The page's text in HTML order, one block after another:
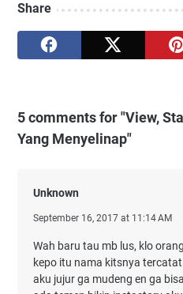
Share
5 comments for "View,
Yang Menyelinap"
Unknown
September 16, 2017 at 11:14 AM
Wah baru tau mb lus, klo
kepo itu nama kitsnya
aku jujur ga mudeng en ga